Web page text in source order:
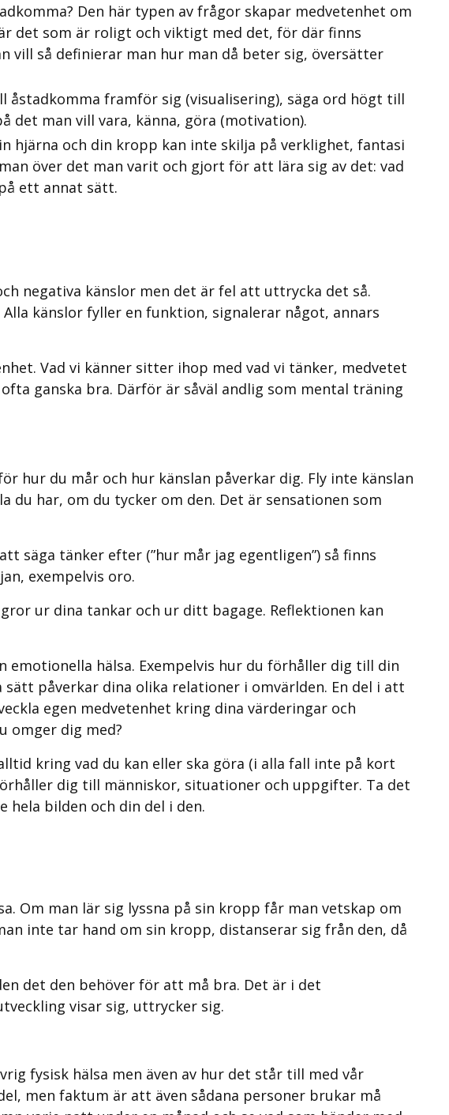
Den här typen av frågor skapar medvetenhet om
det som är roligt och viktigt med det, för där finns
vill så definierar man hur man då beter sig, översätter
åstadkomma framför sig (visualisering), säga ord högt till
det man vill vara, känna, göra (motivation).
hjärna och din kropp kan inte skilja på verklighet, fantasi
över det man varit och gjort för att lära sig av det: vad
ett annat sätt.
negativa känslor men det är fel att uttrycka det så.
känslor fyller en funktion, signalerar något, annars
Vad vi känner sitter ihop med vad vi tänker, medvetet
ganska bra. Därför är såväl andlig som mental träning
hur du mår och hur känslan påverkar dig. Fly inte känslan
du har, om du tycker om den. Det är sensationen som
säga tänker efter (”hur mår jag egentligen”) så finns
exempelvis oro.
ur dina tankar och ur ditt bagage. Reflektionen kan
emotionella hälsa. Exempelvis hur du förhåller dig till din
påverkar dina olika relationer i omvärlden. En del i att
egen medvetenhet kring dina värderingar och
omger dig med?
kring vad du kan eller ska göra (i alla fall inte på kort
dig till människor, situationer och uppgifter. Ta det
hela bilden och din del i den.
Om man lär sig lyssna på sin kropp får man vetskap om
inte tar hand om sin kropp, distanserar sig från den, då
det den behöver för att må bra. Det är i det
visar sig, uttrycker sig.
fysisk hälsa men även av hur det står till med vår
men faktum är att även sådana personer brukar må